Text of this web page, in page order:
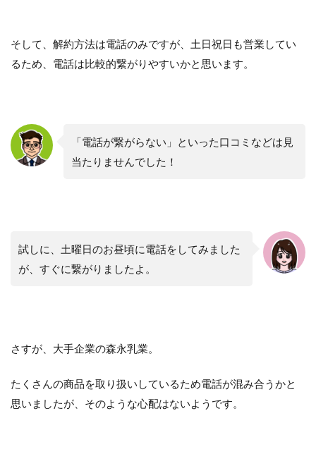
そして、解約方法は電話のみですが、土日祝日も営業してい
るため、電話は比較的繋がりやすいかと思います。
「電話が繋がらない」といった口コミなどは見
当たりませんでした！
試しに、土曜日のお昼頃に電話をしてみました
が、すぐに繋がりましたよ。
さすが、大手企業の森永乳業。
たくさんの商品を取り扱いしているため電話が混み合うかと
思いましたが、そのような心配はないようです。